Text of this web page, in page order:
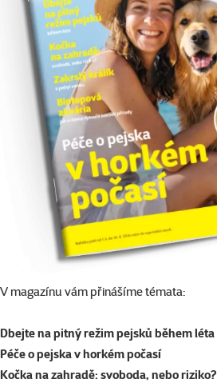
V magazínu vám přinášíme témata:
Dbejte na pitný režim pejsků během léta
Péče o pejska v horkém počasí
Kočka na zahradě: svoboda, nebo riziko?